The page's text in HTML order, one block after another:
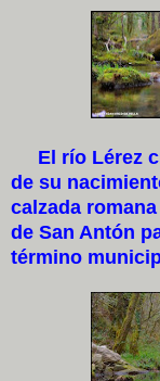
El río Lérez
de su
calzada
de San Antón
término